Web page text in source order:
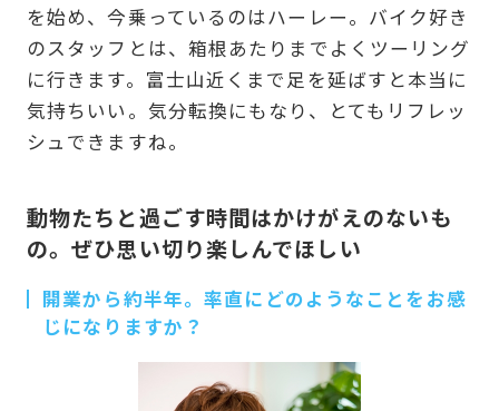
を始め、今乗っているのはハーレー。バイク好き
のスタッフとは、箱根あたりまでよくツーリング
に行きます。富士山近くまで足を延ばすと本当に
気持ちいい。気分転換にもなり、とてもリフレッ
シュできますね。
動物たちと過ごす時間はかけがえのないも
の。ぜひ思い切り楽しんでほしい
開業から約半年。率直にどのようなことをお感
じになりますか？